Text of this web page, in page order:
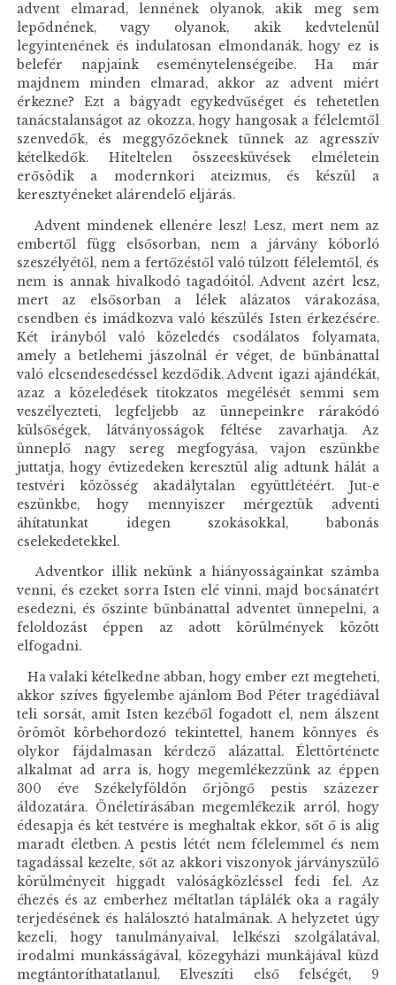
advent elmarad, lennének olyanok, akik meg sem
lepődnének, vagy olyanok, akik kedvtelenül
legyintenének és indulatosan elmondanák, hogy ez is
belefér napjaink eseménytelenségeibe. Ha már
majdnem minden elmarad, akkor az advent miért
érkezne? Ezt a bágyadt egykedvűséget és tehetetlen
tanácstalanságot az okozza, hogy hangosak a félelemtől
szenvedők, és meggyőzőeknek tűnnek az agresszív
kételkedők. Hiteltelen összeesküvések elméletein
erősödik a modernkori ateizmus, és készül a
keresztyéneket alárendelő eljárás.
Advent mindenek ellenére lesz! Lesz, mert nem az
embertől függ elsősorban, nem a járvány kóborló
szeszélyétől, nem a fertőzéstől való túlzott félelemtől, és
nem is annak hivalkodó tagadóitól. Advent azért lesz,
mert az elsősorban a lélek alázatos várakozása,
csendben és imádkozva való készülés Isten érkezésére.
Két irányból való közeledés csodálatos folyamata,
amely a betlehemi jászolnál ér véget, de bűnbánattal
való elcsendesedéssel kezdődik. Advent igazi ajándékát,
azaz a közeledések titokzatos megélését semmi sem
veszélyezteti, legfeljebb az ünnepeinkre rárakódó
külsőségek, látványosságok féltése zavarhatja. Az
ünneplő nagy sereg megfogyása, vajon eszünkbe
juttatja, hogy évtizedeken keresztül alig adtunk hálát a
testvéri közösség akadálytalan együttlétéért. Jut-e
eszünkbe, hogy mennyiszer mérgeztük adventi
áhítatunkat idegen szokásokkal, babonás
cselekedetekkel.
Adventkor illik nekünk a hiányosságainkat számba
venni, és ezeket sorra Isten elé vinni, majd bocsánatért
esedezni, és őszinte bűnbánattal adventet ünnepelni, a
feloldozást éppen az adott körülmények között
elfogadni.
Ha valaki kételkedne abban, hogy ember ezt megteheti,
akkor szíves figyelembe ajánlom Bod Péter tragédiával
teli sorsát, amit Isten kezéből fogadott el, nem álszent
örömöt körbehordozó tekintettel, hanem könnyes és
olykor fájdalmasan kérdező alázattal. Élettörténete
alkalmat ad arra is, hogy megemlékezzünk az éppen
300 éve Székelyföldön őrjöngő pestis százezer
áldozatára. Önéletírásában megemlékezik arról, hogy
édesapja és két testvére is meghaltak ekkor, sőt ő is alig
maradt életben. A pestis létét nem félelemmel és nem
tagadással kezelte, sőt az akkori viszonyok járványszülő
körülményeit higgadt valóságközléssel fedi fel. Az
éhezés és az emberhez méltatlan táplálék oka a ragály
terjedésének és halálosztó hatalmának. A helyzetet úgy
kezeli, hogy tanulmányaival, lelkészi szolgálatával,
irodalmi munkásságával, közegyházi munkájával küzd
megtántoríthatatlanul. Elveszíti első felségét, 9